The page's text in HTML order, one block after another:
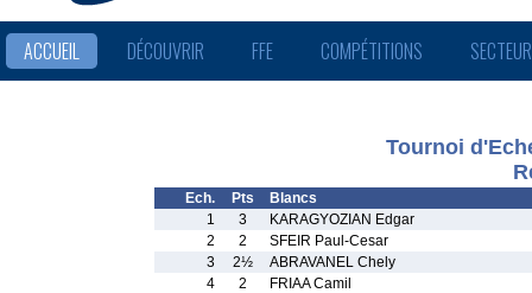
ACCUEIL DÉCOUVRIR FFE COMPÉTITIONS
Tournoi
Ech. Pts
Blancs
1
3
KARAGYOZIAN Edgar
2
2
SFEIR Paul-Cesar
3
2½
ABRAVANEL Chely
4
2
FRIAA Camil